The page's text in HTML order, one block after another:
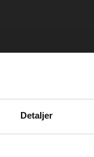
Detaljer